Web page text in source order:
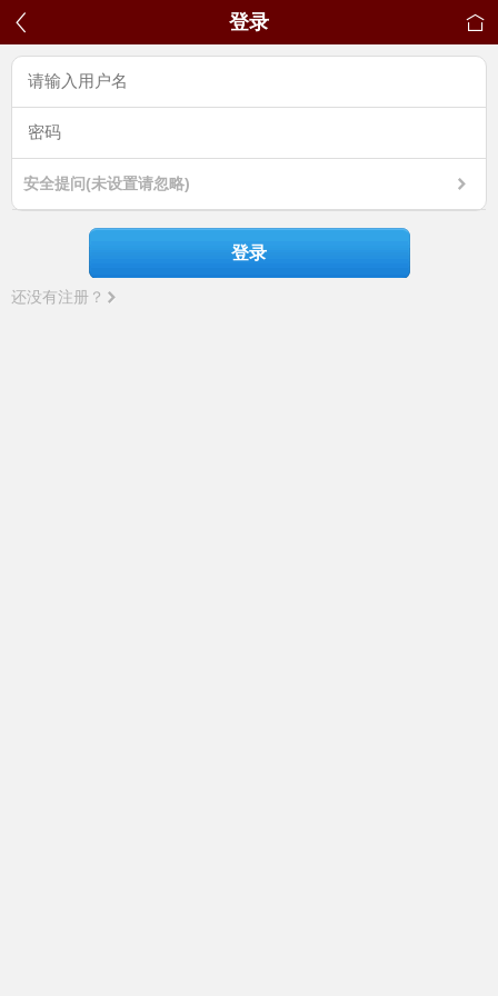
登录
安全提问(未设置请忽略)
登录
还没有注册？